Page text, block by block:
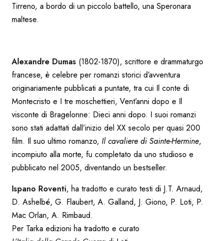
Tirreno, a bordo di un piccolo battello, una Speronara
maltese.
Alexandre Dumas (1802-1870), scrittore e drammaturgo
francese, è celebre per romanzi storici d’avventura
originariamente pubblicati a puntate, tra cui Il conte di
Montecristo e I tre moschettieri, Vent’anni dopo e Il
visconte di Bragelonne: Dieci anni dopo. I suoi romanzi
sono stati adattati dall’inizio del XX secolo per quasi 200
film. Il suo ultimo romanzo, Il cavaliere di Sainte-Hermine,
incompiuto alla morte, fu completato da uno studioso e
pubblicato nel 2005, diventando un bestseller.
Ispano Roventi, ha tradotto e curato testi di J.T. Arnaud,
D. Ashelbé, G. Flaubert, A. Galland, J. Giono, P. Loti, P.
Mac Orlan, A. Rimbaud.
Per Tarka edizioni ha tradotto e curato